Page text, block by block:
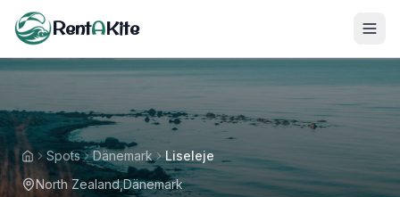
RentAKite
Spots Dänemark
Liseleje
North Zealand,Dänemark